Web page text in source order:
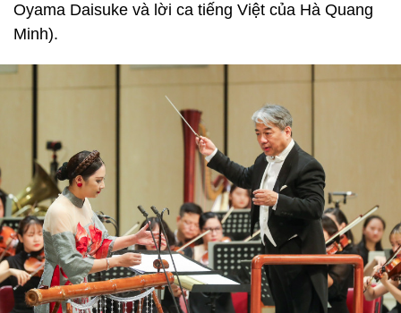
Oyama Daisuke và lời ca tiếng Việt của Hà Quang
Minh).